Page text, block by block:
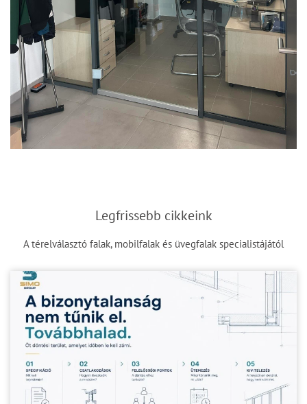
Legfrissebb cikkeink
A térelválasztó falak, mobilfalak és üvegfalak specialistájától